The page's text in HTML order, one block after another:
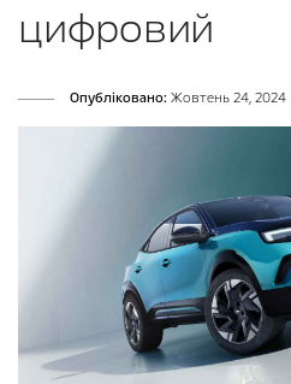
цифровий
Опубліковано: Жовтень 24, 2024